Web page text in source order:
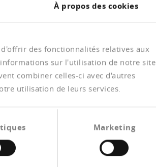
À propos des cookies
des fonctionnalités relatives aux
sur l'utilisation de notre site
combiner celles-ci avec d'autres
utilisation de leurs services.
Marketing